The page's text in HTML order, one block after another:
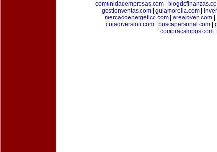
comunidadempresas.com|
gestionventas.com| guiamorelia.com|
mercadoenergetico.com| areajoven.com|
guiadiversion.com| buscapersonal.com|
compracampos.com